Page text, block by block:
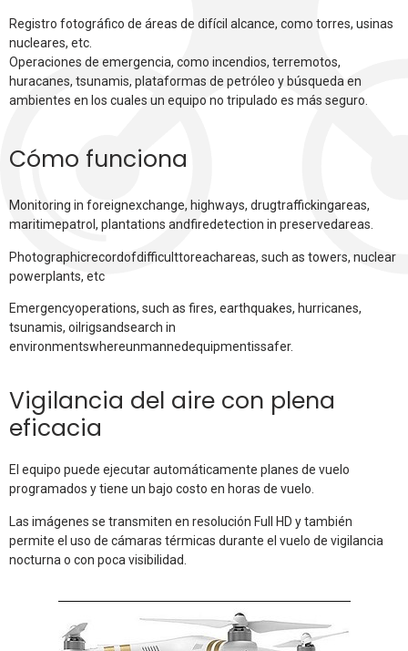
Registro fotográfico de áreas de difícil alcance, como torres, usinas
nucleares, etc.
Operaciones de emergencia, como incendios, terremotos,
huracanes, tsunamis, plataformas de petróleo y búsqueda en
ambientes en los cuales un equipo no tripulado es más seguro.
Cómo funciona
Monitoring in foreignexchange, highways, drugtraffickingareas,
maritimepatrol, plantations andfiredetection in preservedareas.
Photographicrecordofdifficulttoreachareas, such as towers, nuclear
powerplants, etc
Emergencyoperations, such as fires, earthquakes, hurricanes,
tsunamis, oilrigsandsearch in
environmentswhereunmannedequipmentissafer.
Vigilancia del aire con plena
eficacia
El equipo puede ejecutar automáticamente planes de vuelo
programados y tiene un bajo costo en horas de vuelo.
Las imágenes se transmiten en resolución Full HD y también
permite el uso de cámaras térmicas durante el vuelo de vigilancia
nocturna o con poca visibilidad.